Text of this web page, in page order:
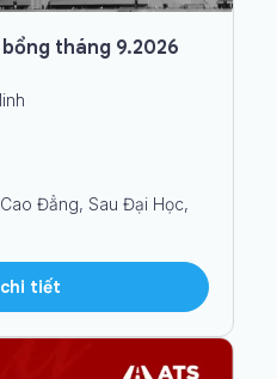
tháng 9.2026
Đẳng, Sau Đại Học,
tiết